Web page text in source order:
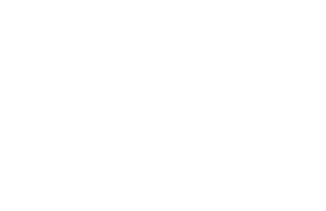
skiareály Cristallo a Faloria – 27 km, Cortina d'Ampezzo – 33 km